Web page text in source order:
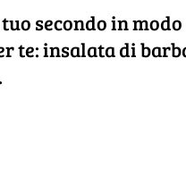
secondo in
te: insalata di